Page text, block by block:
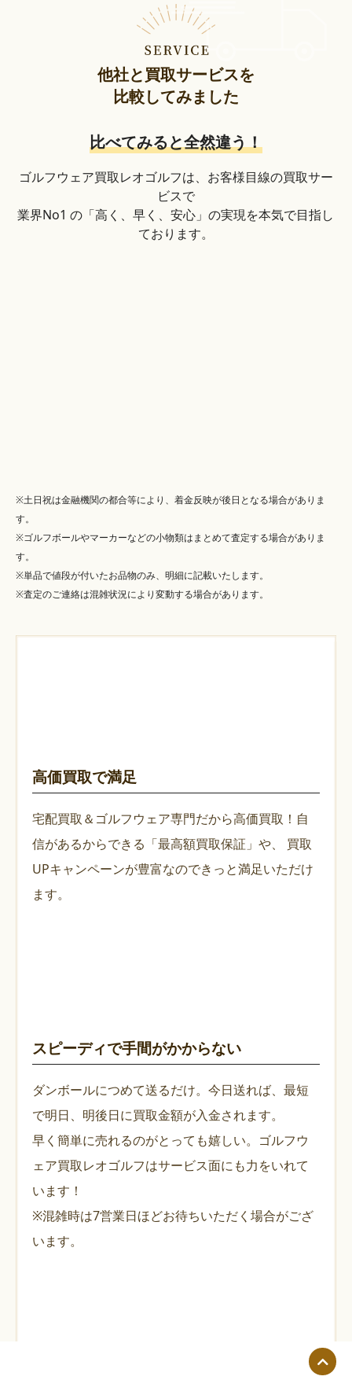
他社と買取サービスを
比較してみました
比べてみると全然違う！
ゴルフウェア買取レオゴルフは、お客様目線の買取サー
ビスで
業界No1 の「高く、早く、安心」の実現を本気で目指し
ております。
※土日祝は金融機関の都合等により、着金反映が後日となる場合がありま
す。
※ゴルフボールやマーカーなどの小物類はまとめて査定する場合がありま
す。
※単品で値段が付いたお品物のみ、明細に記載いたします。
※査定のご連絡は混雑状況により変動する場合があります。
高価買取で満足
宅配買取＆ゴルフウェア専門だから高価買取！自
信があるからできる「最高額買取保証」や、
買取
UPキャンペーンが豊富なのできっと満足いただけ
ます。
スピーディで手間がかからない
ダンボールにつめて送るだけ。今日送れば、最短
で明日、明後日に買取金額が入金されます。
早く簡単に売れるのがとっても嬉しい。ゴルフウ
ェア買取レオゴルフはサービス面にも力をいれて
います！
※混雑時は7営業日ほどお待ちいただく場合がござ
います。